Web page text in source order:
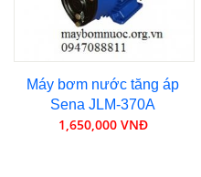
Máy bơm nước tăng áp
Sena JLM-370A
1,650,000 VNĐ